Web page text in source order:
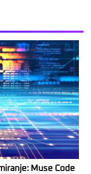
Muse Code